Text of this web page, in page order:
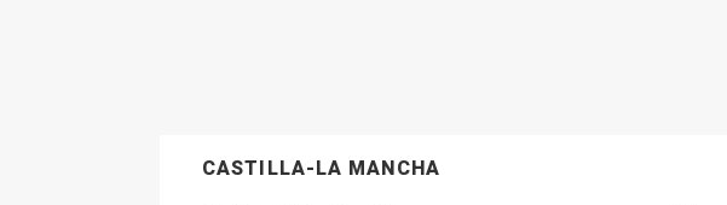
CASTILLA-LA MANCHA